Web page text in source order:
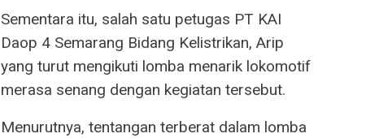
Sementara itu, salah satu petugas PT KAI
Daop 4 Semarang Bidang Kelistrikan, Arip
yang turut mengikuti lomba menarik lokomotif
merasa senang dengan kegiatan tersebut.
Menurutnya, tentangan terberat dalam lomba